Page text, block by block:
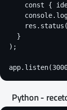
const {
  }
);
Python -